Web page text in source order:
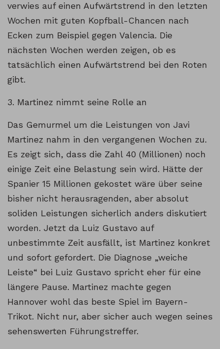
verwies auf einen Aufwärtstrend in den letzten
Wochen mit guten Kopfball-Chancen nach
Ecken zum Beispiel gegen Valencia. Die
nächsten Wochen werden zeigen, ob es
tatsächlich einen Aufwärtstrend bei den Roten
gibt.
3. Martinez nimmt seine Rolle an
Das Gemurmel um die Leistungen von Javi
Martinez nahm in den vergangenen Wochen zu.
Es zeigt sich, dass die Zahl 40 (Millionen) noch
einige Zeit eine Belastung sein wird. Hätte der
Spanier 15 Millionen gekostet wäre über seine
bisher nicht herausragenden, aber absolut
soliden Leistungen sicherlich anders diskutiert
worden. Jetzt da Luiz Gustavo auf
unbestimmte Zeit ausfällt, ist Martinez konkret
und sofort gefordert. Die Diagnose „weiche
Leiste“ bei Luiz Gustavo spricht eher für eine
längere Pause. Martinez machte gegen
Hannover wohl das beste Spiel im Bayern-
Trikot. Nicht nur, aber sicher auch wegen seines
sehenswerten Führungstreffer.